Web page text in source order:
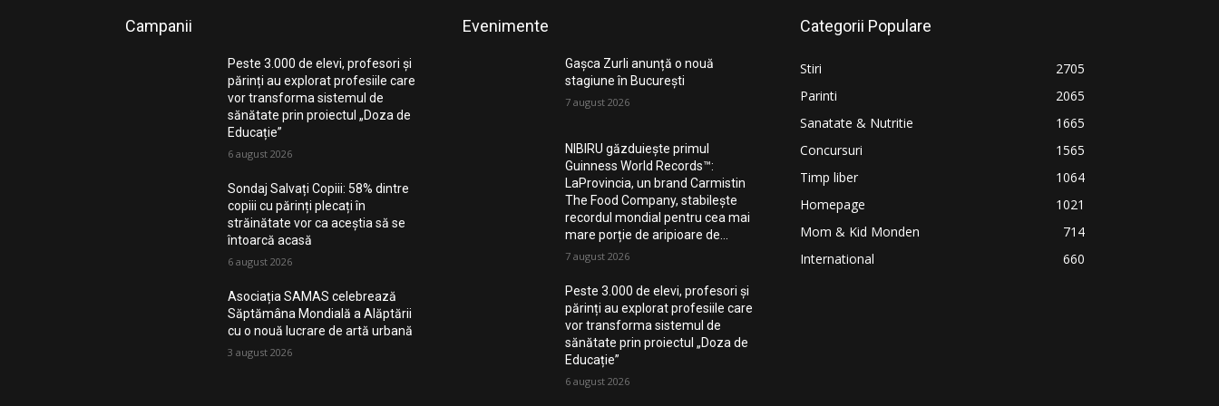
Campanii
Peste 3.000 de elevi, profesori și
părinți au explorat profesiile care
vor transforma sistemul de
sănătate prin proiectul „Doza de
Educație”
6 august 2026
Sondaj Salvați Copiii: 58% dintre
copiii cu părinți plecați în
străinătate vor ca aceștia să se
întoarcă acasă
6 august 2026
Asociația SAMAS celebrează
Săptămâna Mondială a Alăptării
cu o nouă lucrare de artă urbană
3 august 2026
Evenimente
Gașca Zurli anunță o nouă
stagiune în București
7 august 2026
NIBIRU găzduiește primul
Guinness World Records™️:
LaProvincia, un brand Carmistin
The Food Company, stabilește
recordul mondial pentru cea mai
mare porție de aripioare de...
7 august 2026
Peste 3.000 de elevi, profesori și
părinți au explorat profesiile care
vor transforma sistemul de
sănătate prin proiectul „Doza de
Educație”
6 august 2026
Categorii Populare
Stiri
2705
Parinti
2065
Sanatate & Nutritie
1665
Concursuri
1565
Timp liber
1064
Homepage
1021
Mom & Kid Monden
714
International
660